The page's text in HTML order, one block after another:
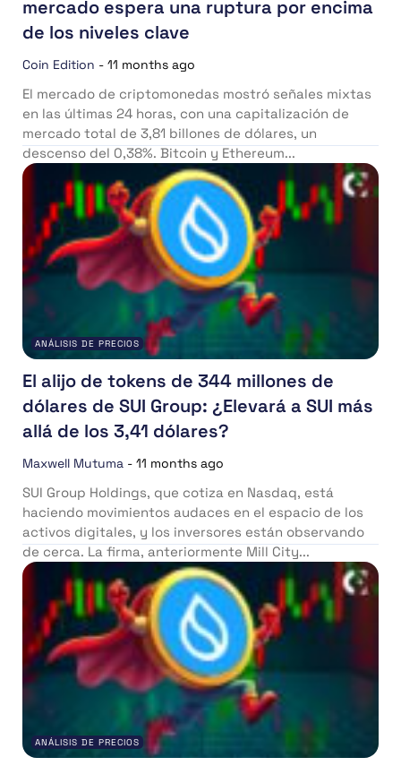
mercado espera una ruptura por encima
de los niveles clave
Coin Edition - 11 months ago
El mercado de criptomonedas mostró señales mixtas
en las últimas 24 horas, con una capitalización de
mercado total de 3,81 billones de dólares, un
descenso del 0,38%. Bitcoin y Ethereum...
ANÁLISIS DE PRECIOS
El alijo de tokens de 344 millones de
dólares de SUI Group: ¿Elevará a SUI más
allá de los 3,41 dólares?
Maxwell Mutuma - 11 months ago
SUI Group Holdings, que cotiza en Nasdaq, está
haciendo movimientos audaces en el espacio de los
activos digitales, y los inversores están observando
de cerca. La firma, anteriormente Mill City...
ANÁLISIS DE PRECIOS